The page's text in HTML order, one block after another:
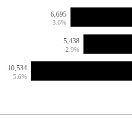
6,695
3.6%
5,438
2.9%
10,534
5.6%